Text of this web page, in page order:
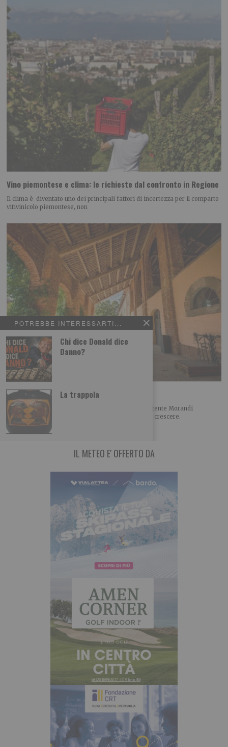
POTREBBE INTERESSARTI...
Chi dice Donald dice
Danno?
La trappola
Vino piemontese e clima: le richieste dal confronto in Regione
Il clima è diventato uno dei principali fattori di incertezza per il comparto
vitivinicolo piemontese, non
Agriturismi, estate top in Piemonte
Agosto traina la stagione, settembre molto promettente Morandi
(Agriturist Piemonte): “Il turismo rurale continua a crescere.
IL METEO E' OFFERTO DA